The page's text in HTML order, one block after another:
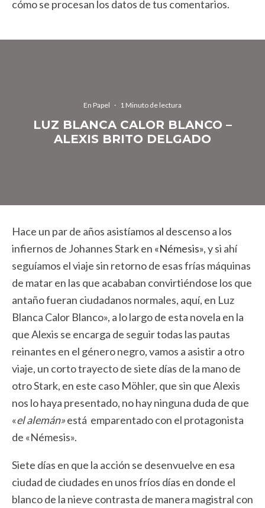
cómo se procesan los datos de tus comentarios.
En Papel · 1 Minuto de lectura
LUZ BLANCA CALOR BLANCO –
ALEXIS BRITO DELGADO
Hace un par de años asistíamos al descenso a los
infiernos de Johannes Stark en «Némesis», y si ahí
seguíamos el viaje sin retorno de esas frías máquinas
de matar en las que acababan convirtiéndose los que
antaño fueran ciudadanos normales, aquí, en Luz
Blanca Calor Blanco», a lo largo de esta novela en la
que Alexis se encarga de seguir todas las pautas
reinantes en el género negro, vamos a asistir a otro
viaje, un corto trayecto de siete días de la mano de
otro Stark, en este caso Möhler, que sin que Alexis
nos lo haya presentado, no hay ninguna duda de que
«el alemán»está emparentado con el protagonista
de «Némesis».
Siete días en que la acción se desenvuelve en esa
ciudad de ciudades en unos fríos días en donde el
blanco de la nieve contrasta de manera magistral con